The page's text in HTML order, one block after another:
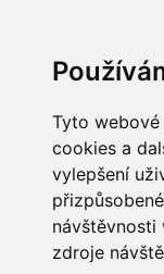
Tyto
cookies a
vylepšení
návštěvnosti
zdroje